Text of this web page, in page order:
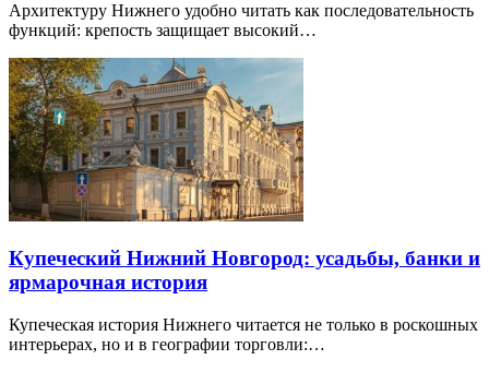
Архитектуру Нижнего удобно читать как последовательность
функций: крепость защищает высокий…
Купеческий Нижний Новгород: усадьбы, банки и
ярмарочная история
Купеческая история Нижнего читается не только в роскошных
интерьерах, но и в географии торговли:…